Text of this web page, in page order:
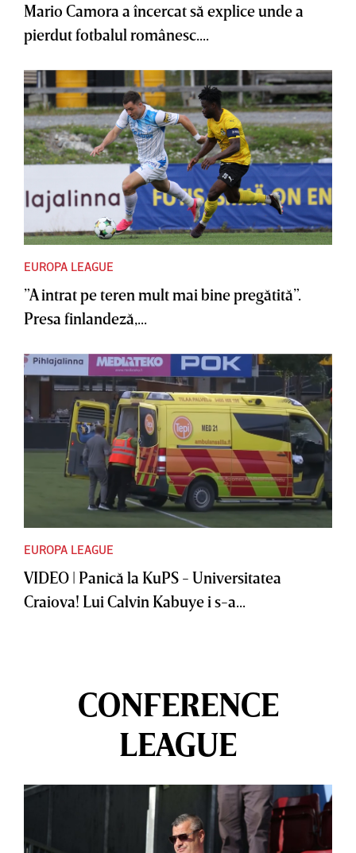
Mario Camora a încercat să explice unde a
pierdut fotbalul românesc....
EUROPA LEAGUE
”A intrat pe teren mult mai bine pregătită”.
Presa finlandeză,...
EUROPA LEAGUE
VIDEO | Panică la KuPS - Universitatea
Craiova! Lui Calvin Kabuye i s-a...
CONFERENCE
LEAGUE